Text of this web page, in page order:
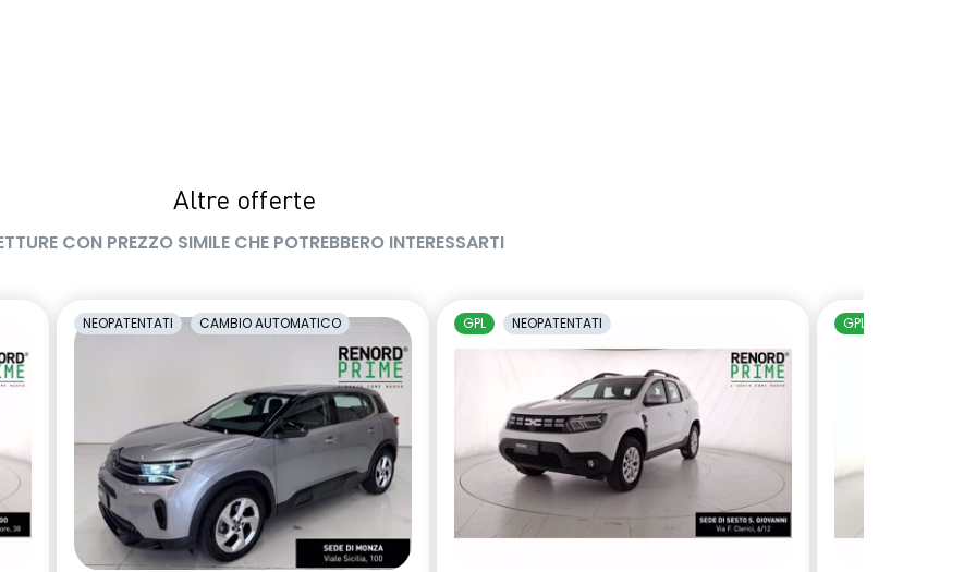
con
Retrovisori esterni in tinta
regolabile in
Sedili con sistema isofix
posteriori
stato di
Videocamera posteriore
in altezza e
Voltante multifunzione
Altre offerte
CON PREZZO SIMILE CHE POTREBBERO INTERESSARTI
NEOPATENTATI CAMBIO AUTOMATICO GPL NEOPATENTATI GPL